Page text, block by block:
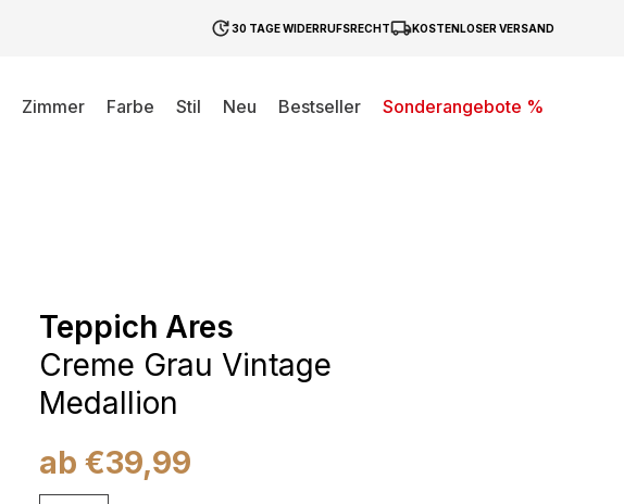
30 TAGE WIDERRUFSRECHT KOSTENLOSER VERSAND
Zimmer Farbe Stil Neu Bestseller
Sonderangebote %
Teppich Ares
Creme Grau Vintage
Medallion
ab €39,99